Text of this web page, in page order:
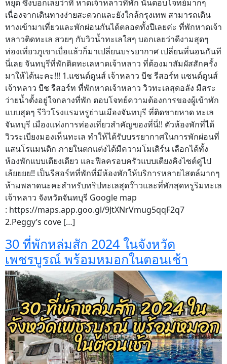
หยุด ซึ่งบอกเลยว่าที่ หาดเจ้าหลาวที่พัก นั้นตอบโจทย์มากๆ
เนื่องจากเดินทางง่ายสะดวกและยังใกล้กรุงเทพ สามารถเดิน
ทางเข้ามาเที่ยวและพักผ่อนกันได้ตลอดทั้งปีเลยค่ะ ที่พักหาดเจ้า
หลาวติดทะเล สวยๆ กับวิวน้ำทะเลใสๆ บอกเลยว่าดีงามสุดๆ
ท่องเที่ยวภูเขาเบื่อแล้วก็มาเปลี่ยนบรรยากาศ เปลี่ยนที่นอนกันที
นี่เลย จันทบุรีที่พักติดทะเลหาดเจ้าหลาว ที่ต้องมาสัมผัสสักครั้ง
มาให้ได้นะคะ!!! 1.แซนด์ดูนส์ เจ้าหลาว บีช รีสอร์ท แซนด์ดูนส์
เจ้าหลาว บีช รีสอร์ท ที่พักหาดเจ้าหลาว วิวทะเลสุดอลัง มีสระ
ว่ายน้ำตั้งอยู่ใจกลางที่พัก ตอบโจทย์ความต้องการของผู้เข้าพัก
แบบสุดๆ รีวิวโรงแรมหรูย่านเมืองจันทบุรี ที่ติดชายหาด ทะเล
จันทบุรี เมืองแห่งการท่องเที่ยวสำคัญของที่นี่!! ตัวห้องพักที่ได้
วิวระเบียงมองเห็นทะเล ทำให้ได้รับบรรยากาศในการพักผ่อนที่
แสนโรแมนติก ภายในตกแต่งได้มีความโมเดิร์น เลือกได้ทั้ง
ห้องพักแบบเตียงเดียว และฟีลครอบครัวแบบเตียงคิงไซต์คู่ไป
เล้ยยยย!! เป็นรีสอร์ทที่พักที่มีห้องพักให้บริการหลายไสตล์มากๆ
ห้ามพลาดนะคะสำหรับทริปทะเลสุดว๊าวและที่พักสุดหรูริมทะเล
เจ้าหลาว จังหวัดจันทบุรี Google map
: https://maps.app.goo.gl/9JtXNrVmug5qqF2q7
2.Peggy’s cove […]
30 ที่พักหล่มสัก 2024 ในจังหวัด
เพชรบูรณ์ พร้อมหมอกในตอนเช้า